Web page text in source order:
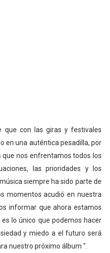
que con las giras y festivales
en una auténtica pesadilla, por
que nos enfrentamos todos los
las prioridades y los
siempre ha sido parte de
momentos acudió en nuestra
informar que ahora estamos
lo único que podemos hacer
y miedo a el futuro será
nuestro próximo álbum ".